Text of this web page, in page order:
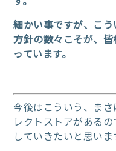
細かい事ですが、こ
方針の数々こそが、
っています。
今後はこういう、ま
レクトストアがある
していきたいと思いま